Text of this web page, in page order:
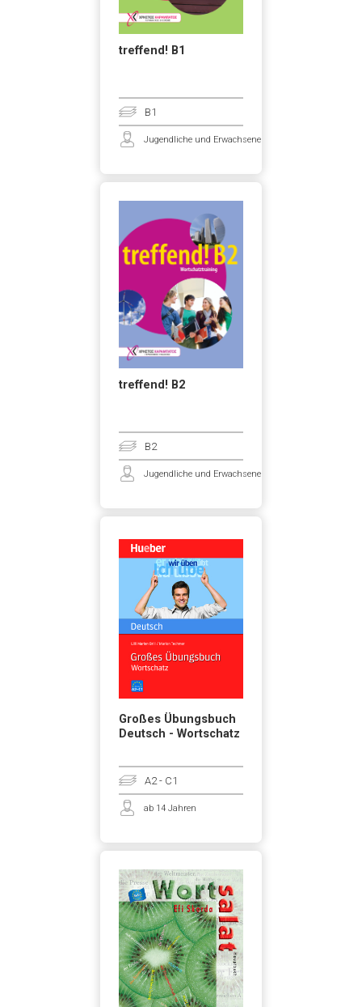
treffend! B1
B1
Jugendliche und Erwachsene
treffend! B2
B2
Jugendliche und Erwachsene
Großes Übungsbuch
Deutsch - Wortschatz
A2 - C1
ab 14 Jahren